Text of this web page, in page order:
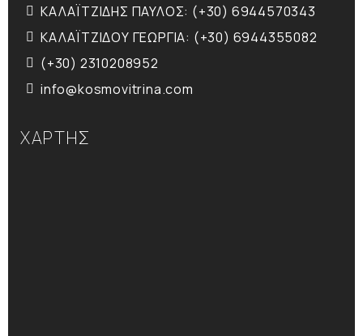
ΚΑΛΑΪΤΖΙΔΗΣ ΠΑΥΛΟΣ: (+30) 6944570343
ΚΑΛΑΪΤΖΙΔΟΥ ΓΕΩΡΓΙΑ: (+30) 6944355082
(+30) 2310208952
info@kosmovitrina.com
ΧΑΡΤΗΣ